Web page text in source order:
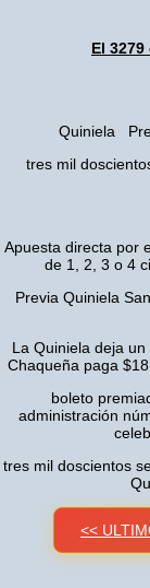
El
Quiniela
tres mil
Apuesta directa por
de 1, 2, 3 o 4
Previa Quiniela
La Quiniela deja
Chaqueña paga
boleto
administración
tres mil doscientos
<<